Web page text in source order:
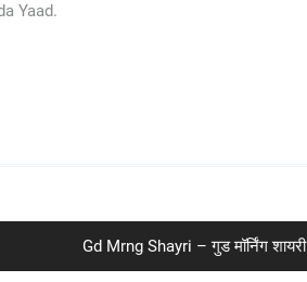
Yaad.
Next
post:
Gd Mrng Shayri – गुड मॉर्निंग शायरी